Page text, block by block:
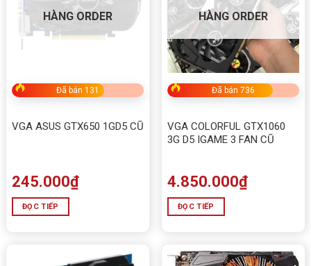
HÀNG ORDER
Đã bán 131
VGA ASUS GTX650 1GD5 CŨ
245.000₫
ĐỌC TIẾP
HÀNG ORDER
Đã bán 736
VGA COLORFUL GTX1060
3G D5 IGAME 3 FAN CŨ
4.850.000₫
ĐỌC TIẾP